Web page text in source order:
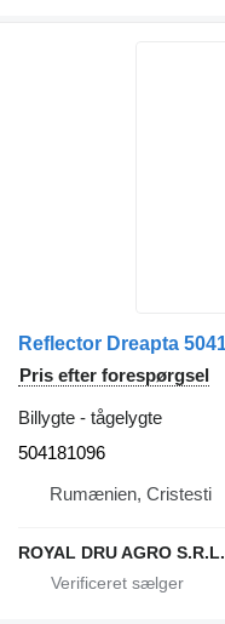
Pris efter forespørgsel
Billygte - tågelygte
504181096
Rumænien, Cristesti
ROYAL DRU AGRO S.R.L.